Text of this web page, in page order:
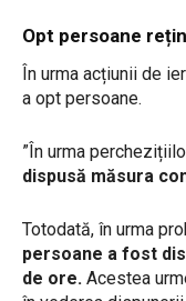
Opt persoane
În urma acțiunii de
a opt persoane.
”În urma
dispusă măsura
Totodată, în urma
persoane a fost
de ore. Acestea